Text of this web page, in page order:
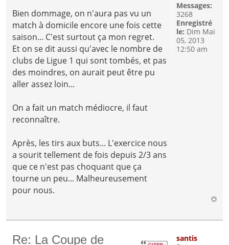
Bien dommage, on n'aura pas vu un
match à domicile encore une fois cette
saison... C'est surtout ça mon regret.
Et on se dit aussi qu'avec le nombre de
clubs de Ligue 1 qui sont tombés, et pas
des moindres, on aurait peut être pu
aller assez loin...
On a fait un match médiocre, il faut
reconnaître.
Après, les tirs aux buts... L'exercice nous
a sourit tellement de fois depuis 2/3 ans
que ce n'est pas choquant que ça
tourne un peu... Malheureusement
pour nous.
Messages:
3268
Enregistré
le: Dim Mai
05, 2013
12:50 am
Re: La Coupe de
santis